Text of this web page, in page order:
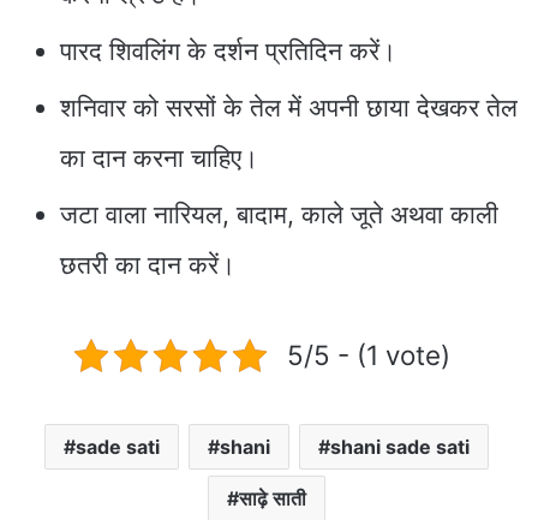
पारद शिवलिंग के दर्शन प्रतिदिन करें।
शनिवार को सरसों के तेल में अपनी छाया देखकर तेल
का दान करना चाहिए।
जटा वाला नारियल, बादाम, काले जूते अथवा काली
छतरी का दान करें।
5/5 - (1 vote)
sade sati shani shani sade sati
साढ़े साती